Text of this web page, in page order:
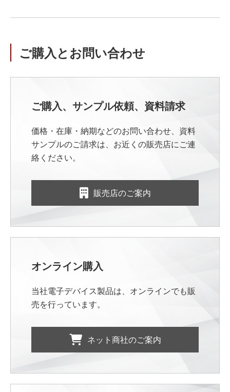
ご購入とお問い合わせ
ご購入、サンプル依頼、資料請求
価格・在庫・納期などのお問い合わせ、資料
サンプルのご請求は、お近くの販売店にご連
絡ください。
販売店のご案内
オンライン購入
当社電子デバイス製品は、オンラインでも販
売を行っています。
ネット商社のご案内